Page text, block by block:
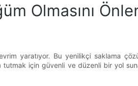
Olmasını
yaratıyor. Bu yenilikçi saklama
için güvenli ve düzenli bir yol